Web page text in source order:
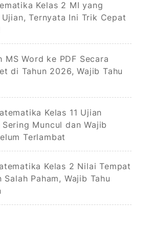
Kelas 2 MI yang
Ternyata Ini Trik Cepat
MS Word ke PDF Secara
di Tahun 2026, Wajib Tahu
Kelas 11 Ujian
Muncul dan Wajib
Terlambat
Kelas 2 Nilai Tempat
Paham, Wajib Tahu